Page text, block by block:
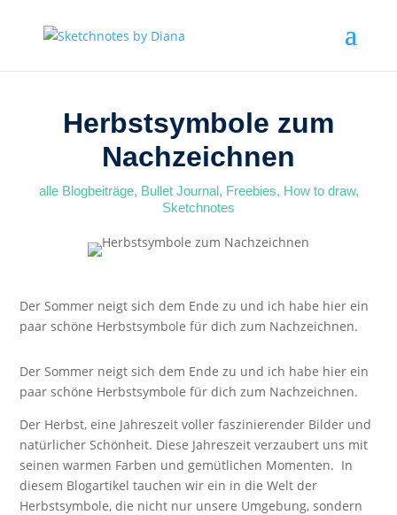
Herbstsymbole zum
Nachzeichnen
alle Blogbeiträge, Bullet Journal, Freebies, How to draw,
Sketchnotes
Der Sommer neigt sich dem Ende zu und ich habe hier ein
paar schöne Herbstsymbole für dich zum Nachzeichnen.
Der Sommer neigt sich dem Ende zu und ich habe hier ein
paar schöne Herbstsymbole für dich zum Nachzeichnen.
Der Herbst, eine Jahreszeit voller faszinierender Bilder und
natürlicher Schönheit. Diese Jahreszeit verzaubert uns mit
seinen warmen Farben und gemütlichen Momenten. In
diesem Blogartikel tauchen wir ein in die Welt der
Herbstsymbole, die nicht nur unsere Umgebung, sondern